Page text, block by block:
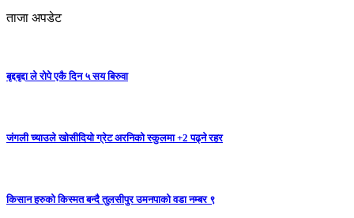
ताजा अपडेट
बृद्दबृद्दा ले रोपे एकै दिन ५ सय बिरुवा
जंगली च्याउले खोसीदियो ग्रेट अरनिको स्कुलमा +2 पढ्ने रहर
किसान हरुको किस्मत बन्दै तुलसीपुर उमनपाको वडा नम्बर ९